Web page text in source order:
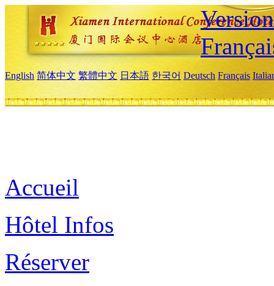
English 简体中文 繁體中文 日本語 한국어 Deutsch Français
Accueil
Hôtel Infos
Réserver